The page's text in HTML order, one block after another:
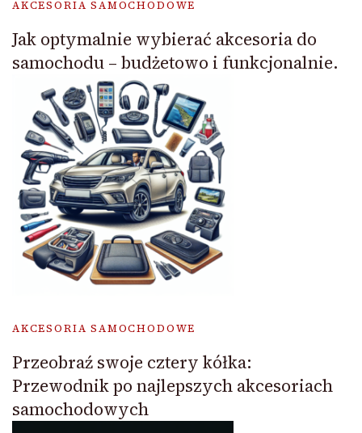
AKCESORIA SAMOCHODOWE
Jak optymalnie wybierać akcesoria do
samochodu – budżetowo i funkcjonalnie.
AKCESORIA SAMOCHODOWE
Przeobraź swoje cztery kółka:
Przewodnik po najlepszych akcesoriach
samochodowych